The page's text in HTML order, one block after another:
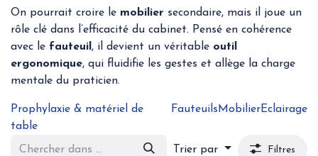
On pourrait croire le mobilier secondaire, mais il joue un
rôle clé dans l’efficacité du cabinet. Pensé en cohérence
avec le fauteuil , il devient un véritable outil
ergonomique, qui fluidifie les gestes et allège la charge
mentale du praticien.
Prophylaxie & matériel de
table
Fauteuils MobilierEclairage
Trier par Filtres